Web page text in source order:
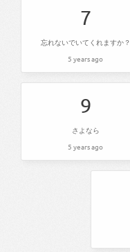
7
忘れないでいてくれますか？
5 years ago
9
さよなら
5 years ago